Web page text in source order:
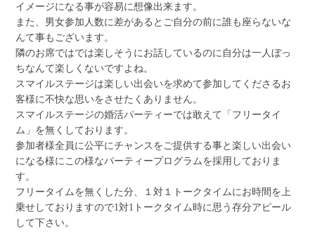
イメージになる事が容易に想像出来ます。
また、男女参加人数に差があるとご自分の前に誰も座らないな
んて事もございます。
隣のお席ではでは楽しそうにお話しているのに自分は一人ぼっ
ちなんて楽しくないですよね。
スマイルステージは楽しい出会いを求めて参加してくださるお
客様に不快な思いをさせたくありません。
スマイルステージの婚活パーティーでは敢えて「フリータイ
ム」を無くしております。
参加者様全員に公平にチャンスをご提供する事と楽しい出会い
になる様にこの様なパーティープログラムを採用しておりま
す。
フリータイムを無くした分、１対１トークタイムにお時間を上
乗せしておりますので1対1トークタイム時に思う存分アピール
して下さい。